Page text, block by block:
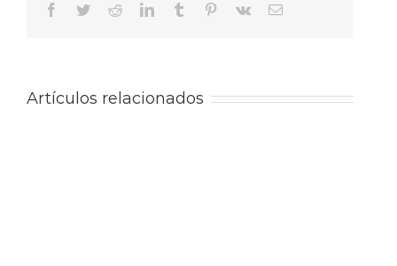
Facebook
TwitterRedditLinkedInTumblr Pinterest
Vk
Correo
Artículos relacionados